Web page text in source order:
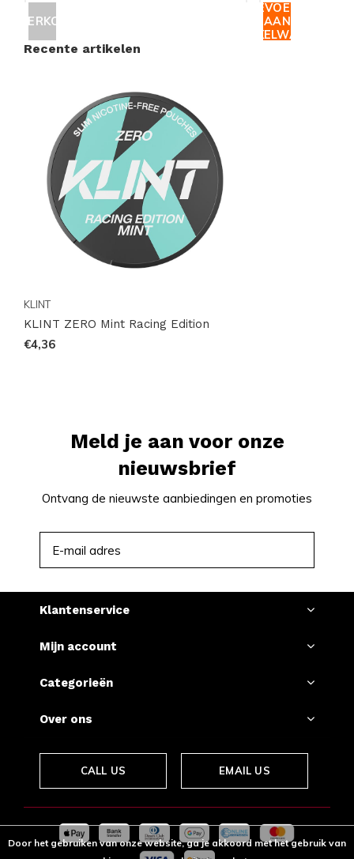
TOEVOEGEN
AAN
WINKELWAGEN
Recente artikelen
KLINT
KLINT ZERO Mint Racing Edition
€4,36
Meld je aan voor onze
nieuwsbrief
Ontvang de nieuwste aanbiedingen en promoties
Klantenservice
Mijn account
Categorieën
Over ons
CALL US EMAIL US
Door het gebruiken van onze website, ga je akkoord met het gebruik van